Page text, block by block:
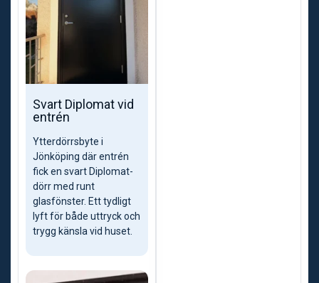
Svart Diplomat vid
entrén
Ytterdörrsbyte i
Jönköping där entrén
fick en svart Diplomat-
dörr med runt
glasfönster. Ett tydligt
lyft för både uttryck och
trygg känsla vid huset.